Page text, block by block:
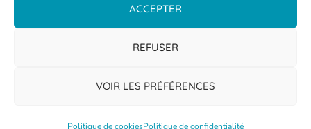
ACCEPTER
REFUSER
VOIR LES PRÉFÉRENCES
Politique de cookiesPolitique de confidentialité